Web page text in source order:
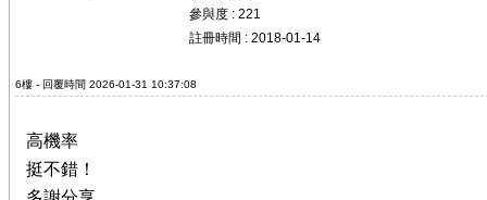
參與度 : 221
註冊時間 : 2018-01-14
6樓 - 回覆時間 2026-01-31 10:37:08
高機率
挺不錯！